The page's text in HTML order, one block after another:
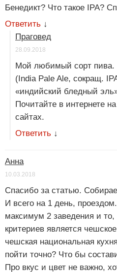
Бенедикт? Что такое IPA?
Ответить ↓
Праговед
28.09.2018
Мой любимый сорт пива.
(India Pale Ale, сокращ.
«индийский бледный
Почитайте в интернете
сайтах.
Ответить ↓
Анна
10.03.2018
Спасибо за статью.
И всего на 1 день,
максимум 2 заведения и
критериев является
чешская национальная
пойти точно? Что бы
Про вкус и цвет не важно,